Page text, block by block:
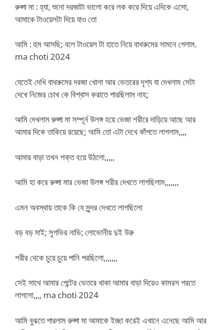
রুপ্সা মা : হ্যা, শুনো দরজাটা ভালো করে লক করে দিয়ে এদিকে এসো,
আমাকে টাওয়েলটা দিয়ে যাও তো
আমি : হুম আসছি; বলে টাওয়েল টা হাতে নিয়ে বাথরুমের সামনে গেলাম.
ma choti 2024
যেতেই দেখি বাথরুমের দরজা খোলা আর ভেতরের দৃশ্য যা দেখলাম সেটা
দেখে নিজের চোখ কে বিশ্বাস করাতে পারছিলাম নাহ;
আমি দেখলাম রুপ্সা মা সম্পূর্ন উলঙ্গ হয়ে ভেজা শরীরে দাড়িয়ে আছে আর
আমার দিকে তাকিয়ে রয়েছে; আমি তো এটা দেখে কাঁপতে লাগলাম,,,,
আমার বাড়া তখন শক্ত হয়ে উঠলো,,,,,
আমি হা করে রুপ্সা মার ভেজা উলঙ্গ শরীর দেখতে লাগছিলাম,,,,,,,
এমন অবস্থায় তাকে কি যে সুন্দর দেখতে লাগছিলো
বড় বড় মাই; সুগভির নাভি; লোভোনীয় দুই উরু
শরীর থেকে চুয়ে চুয়ে পানি পরছিলো,,,,,,,
সেই সাথে আমার পেন্টের ভেতরে থাকা আমার বাড়া দিয়েও কামরস পরতে
লাগলো,,,, ma choti 2024
আমি বুঝতে পারলাম রুপ্সা মা আমাকে ইচ্ছা করেই এখানে এনেছে আমি আর